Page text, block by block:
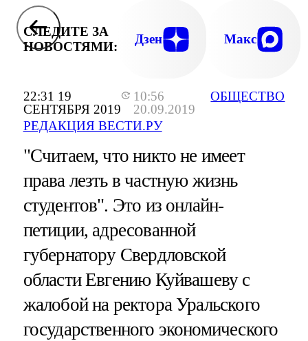
22:31 19
СЕНТЯБРЯ 2019
10:56
20.09.2019
РЕДАКЦИЯ ВЕСТИ.РУ
ОБЩЕСТВО
СЛЕДИТЕ ЗА
НОВОСТЯМИ:
Дзен Макс
"Считаем, что никто не имеет
права лезть в частную жизнь
студентов". Это из онлайн-
петиции, адресованной
губернатору Свердловской
области Евгению Куйвашеву с
жалобой на ректора Уральского
государственного экономического